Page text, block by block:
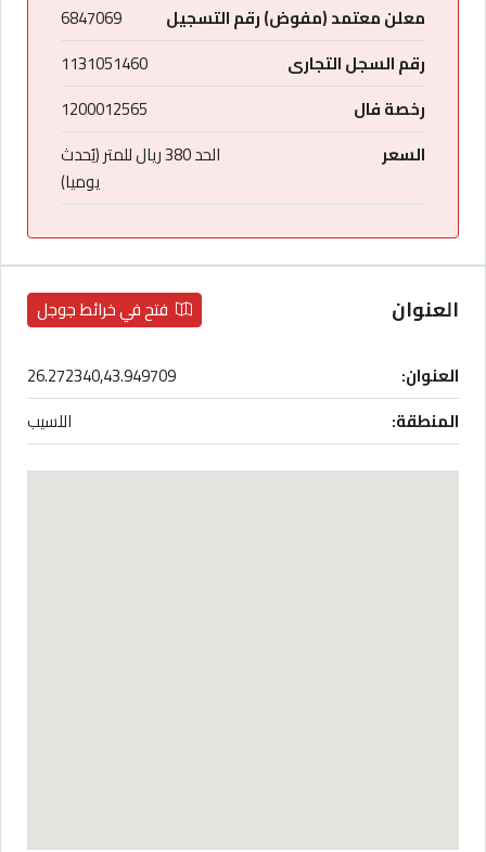
معلن معتمد (مفوض) رقم التسجيل
6847069
رقم السجل التجارى
1131051460
رخصة فال
1200012565
السعر
الحد 380 ريال للمتر (يُحدث
يوميا)
العنوان فتح في خرائط جوجل
العنوان:
26.272340,43.949709
المنطقة:
اللسيب